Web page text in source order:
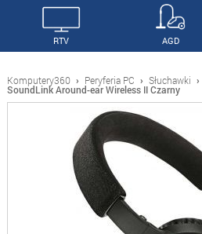
RTV AGD
Komputery360 › Peryferia PC › Słuchawki ›
SoundLink Around-ear Wireless II Czarny